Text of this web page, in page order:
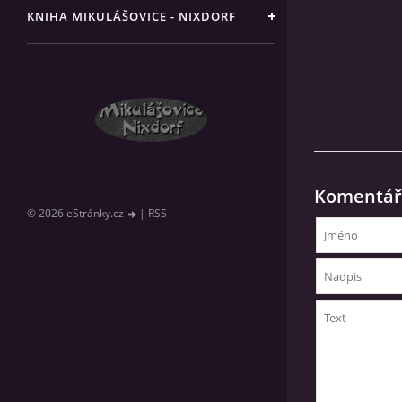
KNIHA MIKULÁŠOVICE - NIXDORF
© 2026 eStránky.cz | RSS